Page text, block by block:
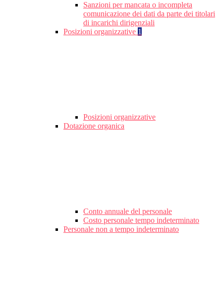
Sanzioni per mancata o incompleta
comunicazione dei dati da parte dei titolari
di incarichi dirigenziali
Posizioni organizzative 1
Posizioni organizzative
Dotazione organica
Conto annuale del personale
Costo personale tempo indeterminato
Personale non a tempo indeterminato